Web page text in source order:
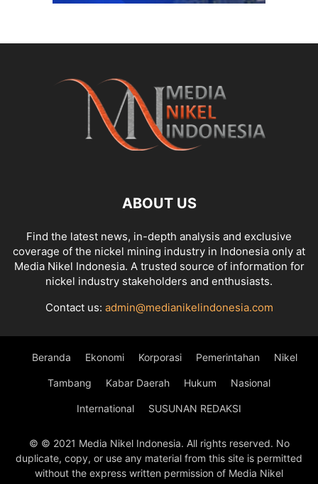
ABOUT US
Find the latest news, in-depth analysis and exclusive
coverage of the nickel mining industry in Indonesia only at
Media Nikel Indonesia. A trusted source of information for
nickel industry stakeholders and enthusiasts.
Contact us: admin@medianikelindonesia.com
Beranda Ekonomi Korporasi Pemerintahan Nikel
Tambang Kabar Daerah Hukum Nasional
International SUSUNAN REDAKSI
© © 2021 Media Nikel Indonesia. All rights reserved. No
duplicate, copy, or use any material from this site is permitted
without the express written permission of Media Nikel